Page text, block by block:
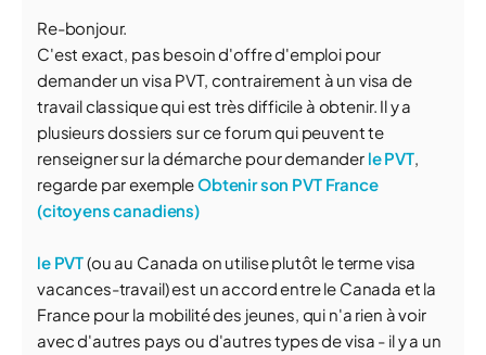
Re-bonjour.
C'est exact, pas besoin d'offre d'emploi pour
demander un visa PVT, contrairement à un visa de
travail classique qui est très difficile à obtenir. Il y a
plusieurs dossiers sur ce forum qui peuvent te
renseigner sur la démarche pour demander le PVT,
regarde par exempleObtenir son PVT France
(citoyens canadiens)
le PVT(ou au Canada on utilise plutôt le terme visa
vacances-travail) est un accord entre le Canada et la
France pour la mobilité des jeunes, qui n'a rien à voir
avec d'autres pays ou d'autres types de visa - il y a un